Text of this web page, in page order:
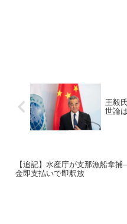
王毅
世論
【追記】水産庁が支那漁船拿
金即支払いで即釈放